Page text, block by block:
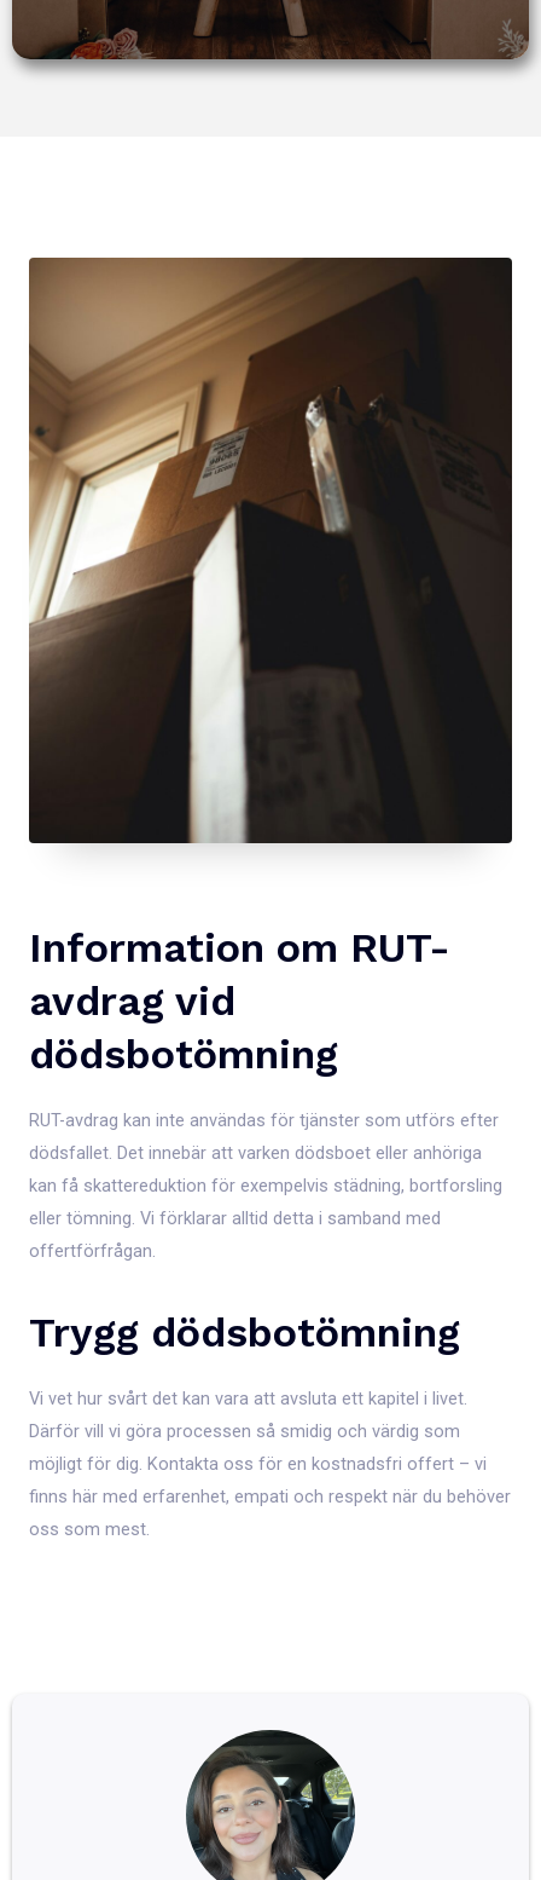
Information om RUT-
avdrag vid
dödsbotömning
RUT-avdrag kan inte användas för tjänster som utförs efter
dödsfallet. Det innebär att varken dödsboet eller anhöriga
kan få skattereduktion för exempelvis städning, bortforsling
eller tömning. Vi förklarar alltid detta i samband med
offertförfrågan.
Trygg dödsbotömning
Vi vet hur svårt det kan vara att avsluta ett kapitel i livet.
Därför vill vi göra processen så smidig och värdig som
möjligt för dig. Kontakta oss för en kostnadsfri offert – vi
finns här med erfarenhet, empati och respekt när du behöver
oss som mest.